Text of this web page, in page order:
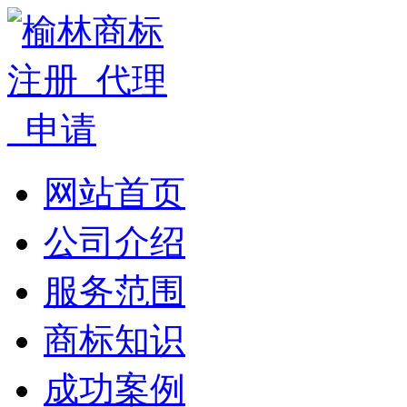
网站首页
公司介绍
服务范围
商标知识
成功案例